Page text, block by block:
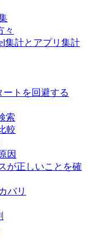
々
集計とアプリ集計
ートを回避する
索
較
因
が正しいことを確
バリ